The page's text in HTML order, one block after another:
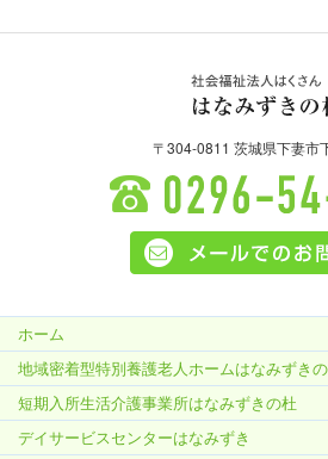
ん はなみずきの
〒304-0811 茨城県下妻市
ホーム
地域密着型特別養護老人ホームはなみずき
短期入所生活介護事業所はなみずきの杜
デイサービスセンターはなみずき